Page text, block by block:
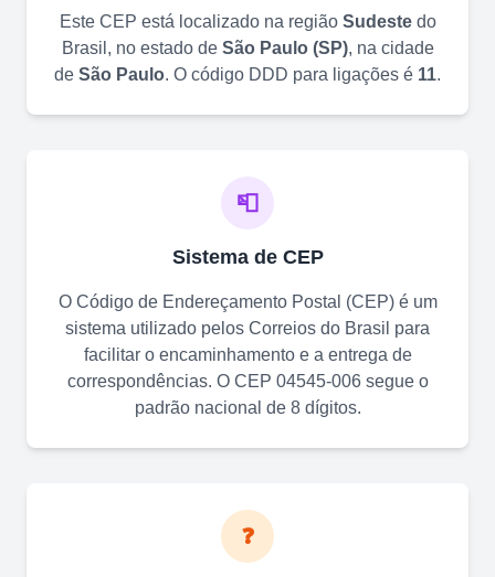
Este CEP está localizado na região Sudestedo
Brasil, no estado de São Paulo(SP), na cidade
de São Paulo. O código DDD para ligações é 11.
📮
Sistema de CEP
O Código de Endereçamento Postal (CEP) é um
sistema utilizado pelos Correios do Brasil para
facilitar o encaminhamento e a entrega de
correspondências. O CEP 04545-006segue o
padrão nacional de 8 dígitos.
❓